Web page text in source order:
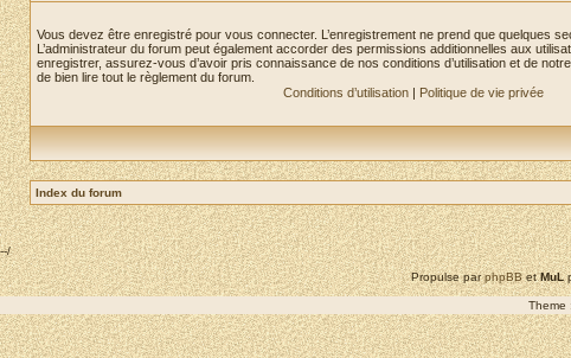
Vous devez être enregistré pour vous connecter. L’enregistrement ne prend que quelques
L’administrateur du forum peut également accorder des permissions additionnelles aux
enregistrer, assurez-vous d’avoir pris connaissance de nos conditions d’utilisation et de
de bien lire tout le règlement du forum.
Conditions d’utilisation| Politique de vie privée
Index du forum
--/
Propulse parphpBBetMuL
Theme